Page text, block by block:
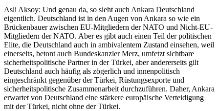
Asli Aksoy: Und genau da, so sieht auch Ankara Deutschland
eigentlich. Deutschland ist in den Augen von Ankara so wie ein
Brückenbauer zwischen EU-Mitgliedern der NATO und Nicht-EU-
Mitgliedern der NATO. Aber es gibt auch einen Teil der politischen
Elite, die Deutschland auch in ambivalentem Zustand einsehen, weil
einerseits, betont auch Bundeskanzler Merz, umfetzt sichtbare
sicherheitspolitische Partner in der Türkei, aber andererseits gilt
Deutschland auch häufig als zögerlich und innenpolitisch
eingeschränkt gegenüber der Türkei, Rüstungsexporte und
sicherheitspolitische Zusammenarbeit durchzuführen. Daher, Ankara
erwartet von Deutschland eine stärkere europäische Verteidigung
mit der Türkei, nicht ohne der Türkei.